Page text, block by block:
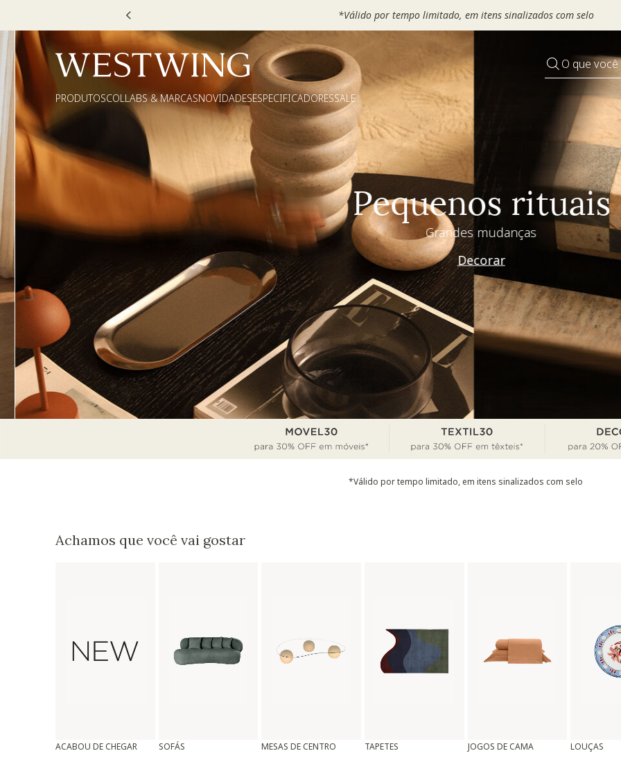
e ganhe até 30% OFF*: use
O que
PRODUTOSCOLLABS & MARCASNOVIDADESESPECIFICADORESSALE
Pequenos rituais
Grandes mudanças
Decorar
*Válido por tempo limitado, em itens sinalizados com selo
Achamos que você vai gostar
ACABOU DE CHEGAR SOFÁS MESAS DE CENTRO TAPETES JOGOS DE CAMA LOUÇAS